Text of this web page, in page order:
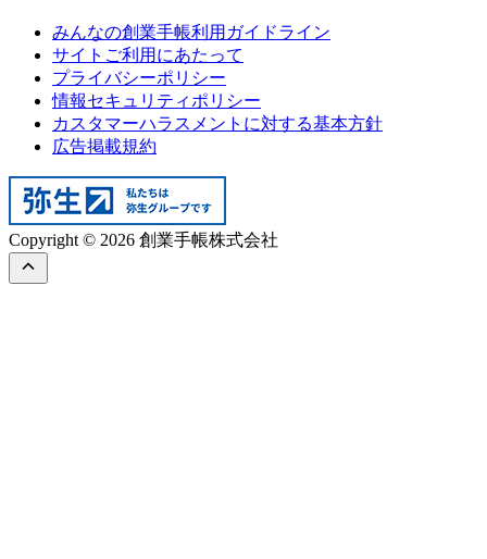
みんなの創業手帳利用ガイドライン
サイトご利用にあたって
プライバシーポリシー
情報セキュリティポリシー
カスタマーハラスメントに対する基本方針
広告掲載規約
Copyright © 2026 創業手帳株式会社